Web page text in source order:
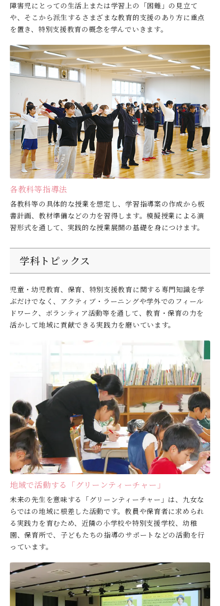
障害児にとっての生活上または学習上の「困難」の見立て
や、そこから派生するさまざまな教育的支援のあり方に重点
を置き、特別支援教育の概念を学んでいきます。
各教科等指導法
各教科等の具体的な授業を想定し、学習指導案の作成から板
書計画、教材準備などの力を習得します。模擬授業による演
習形式を通して、実践的な授業展開の基礎を身につけます。
学科トピックス
児童・幼児教育、保育、特別支援教育に関する専門知識を学
ぶだけでなく、アクティブ・ラーニングや学外でのフィール
ドワーク、ボランティア活動等を通して、教育・保育の力を
活かして地域に貢献できる実践力を磨いています。
地域で活動する「グリーンティーチャー」
未来の先生を意味する「グリーンティーチャー」は、九女な
らではの地域に根差した活動です。教員や保育者に求められ
る実践力を育むため、近隣の小学校や特別支援学校、幼稚
園、保育所で、子どもたちの指導のサポートなどの活動を行
っています。